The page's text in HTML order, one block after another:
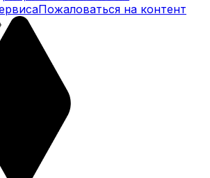
Пожаловаться на контент